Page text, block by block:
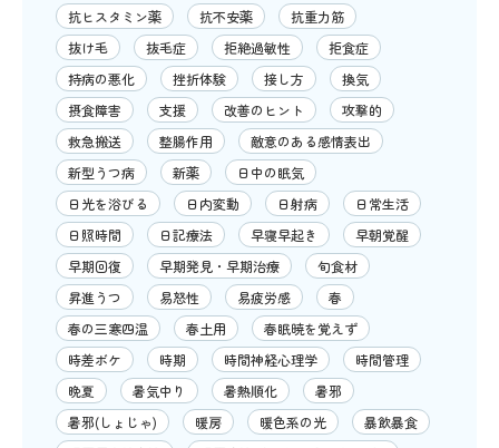
抗ヒスタミン薬
抗不安薬
抗重力筋
抜け毛
抜毛症 拒絶過敏性
拒食症
持病の悪化
挫折体験 接し方
換気
摂食障害
支援 改善のヒント
攻撃的
救急搬送
整腸作用
敵意のある感情表出
新型うつ病
新薬
日中の眠気
日光を浴びる
日内変動 日射病
日常生活
日照時間
日記療法 早寝早起き
早朝覚醒
早期回復
早期発見・早期治療
旬食材
昇進うつ
易怒性 易疲労感
春
春の三寒四温
春土用
春眠暁を覚えず
時差ボケ
時期 時間神経心理学
時間管理
晩夏
暑気中り 暑熱順化
暑邪
暑邪(しょじゃ)
暖房 暖色系の光
暴飲暴食